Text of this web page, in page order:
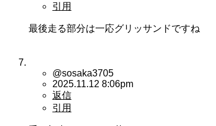
引用
最後走る部分は一応グリッサンドですね
@sosaka3705
2025.11.12 8:06pm
返信
引用